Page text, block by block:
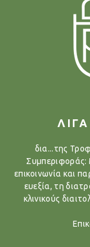
δια...της
Συμπεριφοράς:
επικοινωνία και
ευεξία, τη
κλινικούς